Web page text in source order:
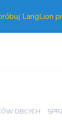
LangLion
OBCYCH